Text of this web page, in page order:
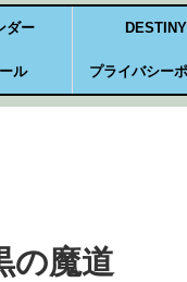
ダー
ル プライバシー
の魔道